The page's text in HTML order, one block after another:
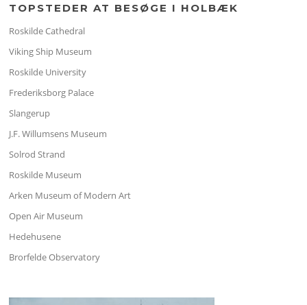
TOPSTEDER AT BESØGE I HOLBÆK
Roskilde Cathedral
Viking Ship Museum
Roskilde University
Frederiksborg Palace
Slangerup
J.F. Willumsens Museum
Solrod Strand
Roskilde Museum
Arken Museum of Modern Art
Open Air Museum
Hedehusene
Brorfelde Observatory